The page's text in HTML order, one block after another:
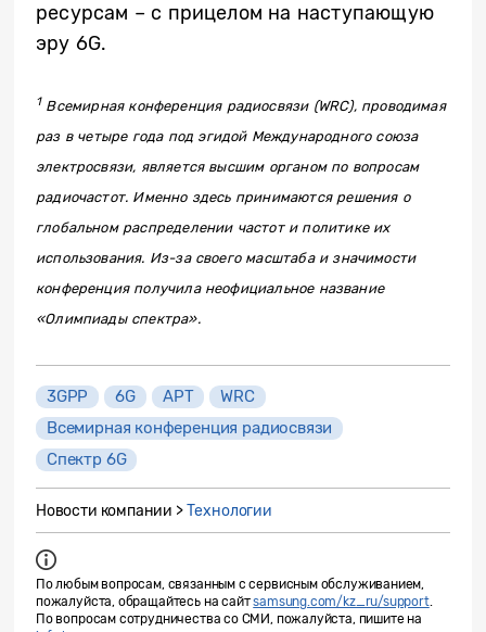
ресурсам – с прицелом на наступающую
эру 6G.
1 Всемирная конференция радиосвязи (WRC), проводимая
раз в четыре года под эгидой Международного союза
электросвязи, является высшим органом по вопросам
радиочастот. Именно здесь принимаются решения о
глобальном распределении частот и политике их
использования. Из-за своего масштаба и значимости
конференция получила неофициальное название
«Олимпиады спектра».
3GPP 6G APT
WRC
Всемирная конференция радиосвязи
Спектр 6G
Новости компании >Технологии
По любым вопросам, связанным с сервисным обслуживанием,
пожалуйста, обращайтесь на сайтsamsung.com/kz_ru/support.
По вопросам сотрудничества со СМИ, пожалуйста, пишите на